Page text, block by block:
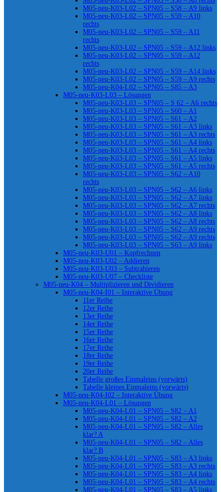
M05-neu-K03-L02 – SPN05 – S58 – A9 links
M05-neu-K03-L02 – SPN05 – S59 – A10
rechts
M05-neu-K03-L02 – SPN05 – S59 – A11
rechts
M05-neu-K03-L02 – SPN05 – S59 – A12 links
M05-neu-K03-L02 – SPN05 – S59 – A12
rechts
M05-neu-K03-L02 – SPN05 – S59 – A14 links
M05-neu-K03-L02 – SPN05 – S59 – A9 rechts
M05-neu-K04-L02 – SPN05 – S85 – A3
M05-neu-K03-L03 – Lösungen
M05-neu-K03-L03 – SPN05 – S 62 – A6 rechts
M05-neu-K03-L03 – SPN05 – S60 – A1
M05-neu-K03-L03 – SPN05 – S61 – A2
M05-neu-K03-L03 – SPN05 – S61 – A3 links
M05-neu-K03-L03 – SPN05 – S61 – A3 rechts
M05-neu-K03-L03 – SPN05 – S61 – A4 links
M05-neu-K03-L03 – SPN05 – S61 – A4 rechts
M05-neu-K03-L03 – SPN05 – S61 – A5 links
M05-neu-K03-L03 – SPN05 – S61 – A5 rechts
M05-neu-K03-L03 – SPN05 – S62 – A10
rechts
M05-neu-K03-L03 – SPN05 – S62 – A6 links
M05-neu-K03-L03 – SPN05 – S62 – A7 links
M05-neu-K03-L03 – SPN05 – S62 – A7 rechts
M05-neu-K03-L03 – SPN05 – S62 – A8 links
M05-neu-K03-L03 – SPN05 – S62 – A8 rechts
M05-neu-K03-L03 – SPN05 – S62 – A9 rechts
M05-neu-K03-L03 – SPN05 – S62 – A9 rechts
M05-neu-K03-L03 – SPN05 – S63 – A9 links
M05-neu-K03-U01 – Kopfrechnen
M05-neu-K03-U02 – Addieren
M05-neu-K03-U03 – Subtrahieren
M05-neu-K03-U07 – Checkliste
M05-neu-K04 – Multiplizieren und Dividieren
M05-neu-K04-I01 – Interaktive Übung
11er Reihe
12er Reihe
13er Reihe
14er Reihe
15er Reihe
16er Reihe
17er Reihe
18er Reihe
19er Reihe
20er Reihe
Tabelle großes Einmaleins (vorwärts)
Tabelle kleines Einmaleins (vorwärts)
M05-neu-K04-I02 – Interaktive Übung
M05-neu-K04-L01 – Lösungen
M05-neu-K04-L01 – SPN05 – S82 – A1
M05-neu-K04-L01 – SPN05 – S82 – A2
M05-neu-K04-L01 – SPN05 – S82 – Alles
klar? A
M05-neu-K04-L01 – SPN05 – S82 – Alles
klar? B
M05-neu-K04-L01 – SPN05 – S83 – A3 links
M05-neu-K04-L01 – SPN05 – S83 – A3 rechts
M05-neu-K04-L01 – SPN05 – S83 – A4 links
M05-neu-K04-L01 – SPN05 – S83 – A4 rechts
M05-neu-K04-L01 – SPN05 – S83 – A5 links